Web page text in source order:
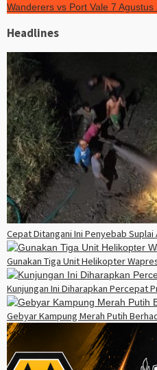
Wanderers vs Port Vale 7 Agustus
Headlines
Cepat Ditangani Ini Penyebab Suplai
Gunakan Tiga Unit Helikopter
Kunjungan Ini Diharapkan Percepat
Gebyar Kampung Merah Putih